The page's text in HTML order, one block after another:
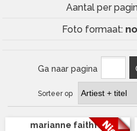
Aantal per
Foto formaat:
Ga naar pagina
Sorteer op
marianne faithf...